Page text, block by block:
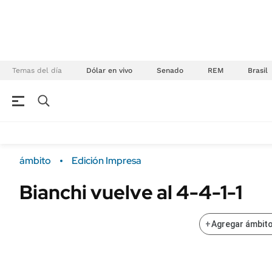
Temas del día Dólar en vivo Senado REM Brasil
Campo Sustentabilidad
ENERGY REPORT
ámbito Edición Impresa
Bianchi vuelve al 4-4-1-1
+Agregar